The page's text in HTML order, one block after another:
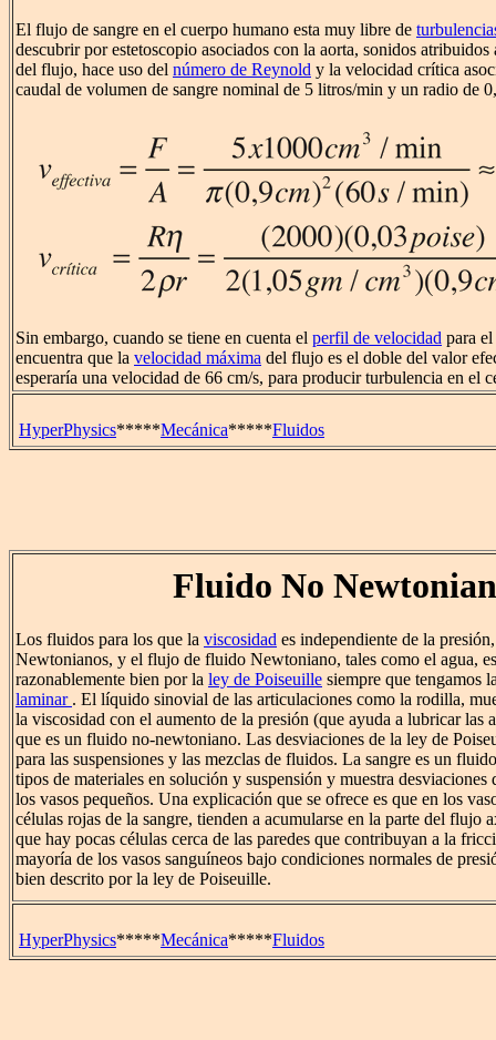
El flujo de sangre en el cuerpo humano esta muy libre de
descubrir por estetoscopio asociados con la aorta, sonidos
del flujo, hace uso del número de Reynold y la velocidad crítica
caudal de volumen de sangre nominal de 5 litros/min y un radio de
Sin embargo, cuando se tiene en cuenta el perfil de velocidad para
encuentra que la velocidad máxima del flujo es el doble del valor
esperaría una velocidad de 66 cm/s, para producir turbulencia en el
HyperPhysics*****Mecánica*****Fluidos
Fluido No
Los fluidos para los que la viscosidad es independiente de la
Newtonianos, y el flujo de fluido Newtoniano, tales como el agua,
razonablemente bien por la ley de Poiseuille siempre que tengamos
laminar . El líquido sinovial de las articulaciones como la rodilla,
la viscosidad con el aumento de la presión (que ayuda a lubricar las
que es un fluido no-newtoniano. Las desviaciones de la ley de
para las suspensiones y las mezclas de fluidos. La sangre es un
tipos de materiales en solución y suspensión y muestra desviaciones
los vasos pequeños. Una explicación que se ofrece es que en los
células rojas de la sangre, tienden a acumularse en la parte del flujo
que hay pocas células cerca de las paredes que contribuyan a la
mayoría de los vasos sanguíneos bajo condiciones normales de
bien descrito por la ley de Poiseuille.
HyperPhysics*****Mecánica*****Fluidos